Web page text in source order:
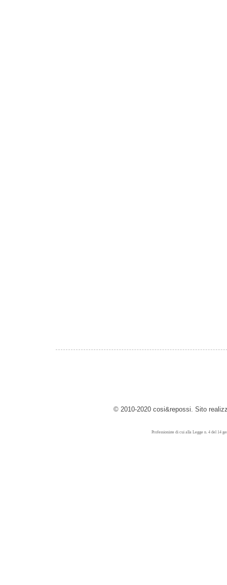
© 2010-2020 cosi&repossi. Sito
Professioniste di cui alla Legge n. 4 del 14